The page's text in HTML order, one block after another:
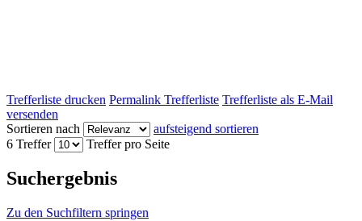
Trefferliste drucken Permalink Trefferliste Trefferliste als E-Mail
versenden
Sortieren nach
aufsteigend sortieren
6 Treffer
Treffer pro Seite
Suchergebnis
Zu den Suchfiltern springen